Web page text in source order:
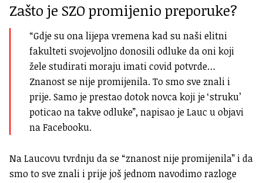
Zašto je SZO promijenio preporuke?
“Gdje su ona lijepa vremena kad su naši elitni
fakulteti svojevoljno donosili odluke da oni koji
žele studirati moraju imati covid potvrde…
Znanost se nije promijenila. To smo sve znali i
prije. Samo je prestao dotok novca koji je ‘struku’
poticao na takve odluke”, napisao je Lauc u objavi
na Facebooku.
Na Laucovu tvrdnju da se “znanost nije promijenila” i da
smo to sve znali i prije još jednom navodimo razloge